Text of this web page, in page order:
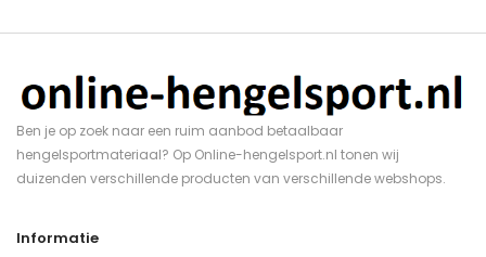
Ben je op zoek naar een ruim aanbod betaalbaar
hengelsportmateriaal? Op Online-hengelsport.nl tonen wij
duizenden verschillende producten van verschillende webshops.
Informatie